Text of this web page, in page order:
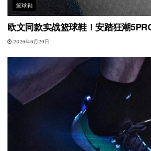
篮球鞋
欧文同款实战篮球鞋！安踏狂潮
2026年6月29日